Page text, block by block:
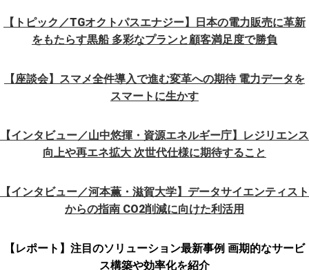
【トピック／TGオクトパスエナジー】日本の電力販売に革新
をもたらす黒船 多彩なプランと顧客満足度で勝負
【座談会】スマメ全件導入で進む変革への期待 電力データを
スマートに生かす
【インタビュー／山中悠揮・資源エネルギー庁】レジリエンス
向上や再エネ拡大 次世代仕様に期待すること
【インタビュー／河本薫・滋賀大学】データサイエンティスト
からの指南 CO2削減に向けた利活用
【レポート】注目のソリューション最新事例 画期的なサービ
ス構築や効率化を紹介